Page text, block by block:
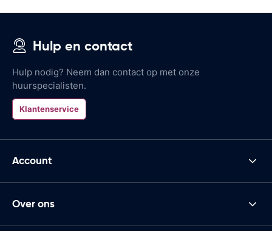
Hulp en contact
Hulp nodig? Neem dan contact op met onze
huurspecialisten.
Klantenservice
Account
Over ons